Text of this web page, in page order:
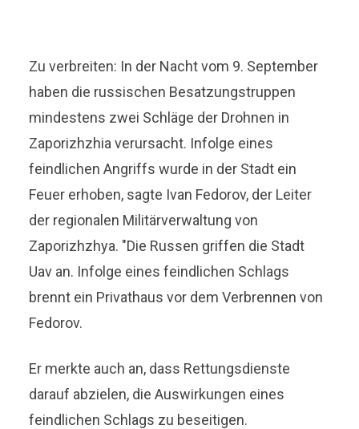
Zu verbreiten: In der Nacht vom 9. September
haben die russischen Besatzungstruppen
mindestens zwei Schläge der Drohnen in
Zaporizhzhia verursacht. Infolge eines
feindlichen Angriffs wurde in der Stadt ein
Feuer erhoben, sagte Ivan Fedorov, der Leiter
der regionalen Militärverwaltung von
Zaporizhzhya. "Die Russen griffen die Stadt
Uav an. Infolge eines feindlichen Schlags
brennt ein Privathaus vor dem Verbrennen von
Fedorov.
Er merkte auch an, dass Rettungsdienste
darauf abzielen, die Auswirkungen eines
feindlichen Schlags zu beseitigen.